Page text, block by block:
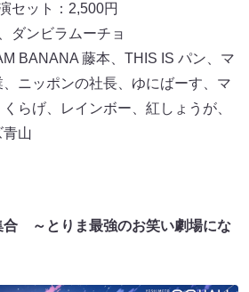
セット：2,500円
ダンビラムーチョ
BANANA 藤本、THIS IS パン、マ
ニッポンの社長、ゆにばーす、マ
らげ、レインボー、紅しょうが、
山
合 ～とりま最強のお笑い劇場にな